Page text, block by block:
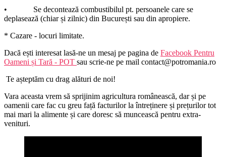
• Se decontează combustibilul pt. persoanele care se
deplasează (chiar și zilnic) din București sau din apropiere.
* Cazare - locuri limitate.
Dacă ești interesat lasă-ne un mesaj pe pagina de Facebook Pentru
Oameni și Tară - POT sau scrie-ne pe mail contact@potromania.ro
Te așteptăm cu drag alături de noi!
Vara aceasta vrem să sprijinim agricultura românească, dar și pe
oamenii care fac cu greu față facturilor la întreținere și prețurilor tot
mai mari la alimente și care doresc să muncească pentru extra-
venituri.